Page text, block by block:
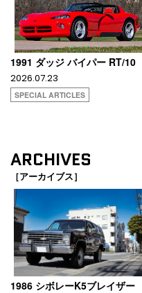
1991 ダッジ バイパー RT/10
2026.07.23
SPECIAL ARTICLES
ARCHIVES
［アーカイブス］
1986 シボレーK5ブレイザー